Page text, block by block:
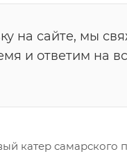
на сайте, мы
и ответим на
катер самарского